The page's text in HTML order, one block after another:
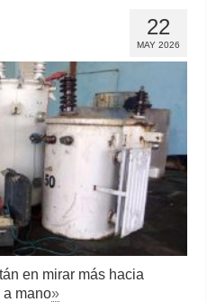
22
MAY 2026
en mirar más hacia
a mano»